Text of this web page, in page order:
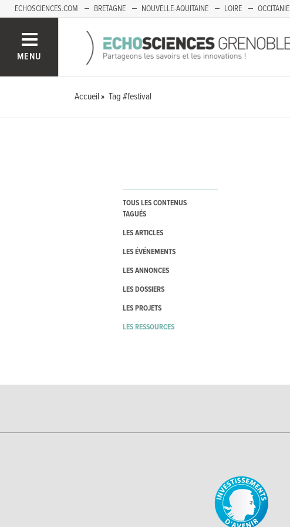
ECHOSCIENCES.COM BRETAGNE NOUVELLE-AQUITAINE LOIRE OCCITANIE
MENU
Accueil Tag #festival
TOUS LES CONTENUS
TAGUÉS
LES ARTICLES
LES ÉVÉNEMENTS
LES ANNONCES
LES DOSSIERS
LES PROJETS
LES RESSOURCES